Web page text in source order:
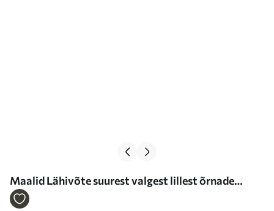
Maalid Lähivõte suurest valgest lillest õrnade
kroonlehtede ja tolmukate keskmes minimalism Nr